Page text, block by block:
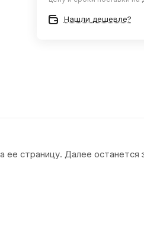
Нашли дешевле?
ее страницу. Далее останется